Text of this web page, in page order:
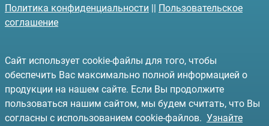
Политика конфиденциальности || Пользовательское
соглашение
Сайт использует cookie-файлы для того, чтобы
обеспечить Вас максимально полной информацией о
продукции на нашем сайте. Если Вы продолжите
пользоваться нашим сайтом, мы будем считать, что Вы
согласны с использованием cookie-файлов. Узнайте